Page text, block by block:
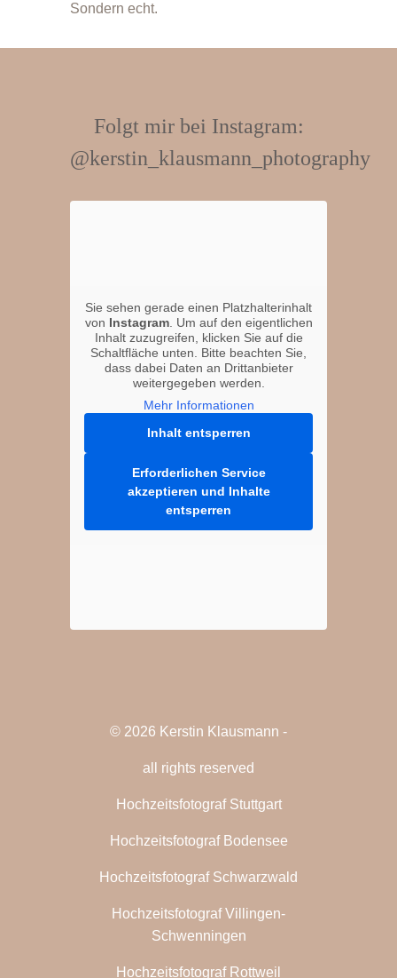
Sondern echt.
Folgt mir bei Instagram:
@kerstin_klausmann_photography
Sie sehen gerade einen Platzhalterinhalt
von Instagram. Um auf den eigentlichen
Inhalt zuzugreifen, klicken Sie auf die
Schaltfläche unten. Bitte beachten Sie,
dass dabei Daten an Drittanbieter
weitergegeben werden.
Mehr Informationen
Inhalt entsperren
Erforderlichen Service
akzeptieren und Inhalte
entsperren
© 2026 Kerstin Klausmann -
all rights reserved
Hochzeitsfotograf Stuttgart
Hochzeitsfotograf Bodensee
Hochzeitsfotograf Schwarzwald
Hochzeitsfotograf Villingen-
Schwenningen
Hochzeitsfotograf Rottweil